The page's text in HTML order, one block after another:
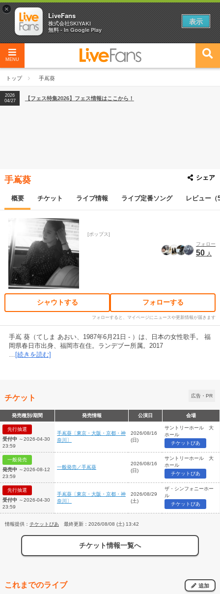
MENU
トップ 手嶌葵
2026
04/27
2026
【ライブ動員ランキング】2026年上半期編発表！
2026
04/27
【フェス特集2026】フェス情報はここから！
手嶌葵 シェア
概要 チケット ライブ情報 ライブ定番ソング レビュー（
ポップス
フォロー
50 人
シャウトする フォローする
フォローすると、マイページにニュースや更新情報が届きます
手嶌 葵（てしま あおい、1987年6月21日 - ）は、日本の女性歌手。 福
岡県春日市出身、福岡市在住。ランデブー所属。2017
… [続きを読む]
チケット 広告・PR
発売種別/期間 発売情報 公演日 会場
先行抽選
受付中 ～2026-04-30
23:59
手嶌葵〔東京・大阪・京都・神
奈川〕
2026/08/16
(日)
サントリーホール 大
ホール
チケットぴあ
一般発売
発売中 ～2026-08-12
23:59
一般発売／手嶌葵
2026/08/16
(日)
サントリーホール 大
ホール
チケットぴあ
先行抽選
受付中 ～2026-04-30
23:59
手嶌葵〔東京・大阪・京都・神
奈川〕
2026/08/29
(土)
ザ・シンフォニーホー
ル
チケットぴあ
情報提供： チケットぴあ 最終更新：2026/08/08 (土) 13:42
チケット情報一覧へ
これまでのライブ 追加
×
LiveFans
株式会社SKIYAKI
無料 - In Google Play
表示